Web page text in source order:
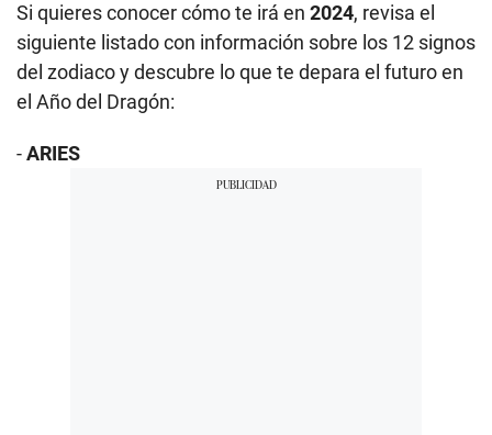
Si quieres conocer cómo te irá en 2024, revisa el
siguiente listado con información sobre los 12 signos
del zodiaco y descubre lo que te depara el futuro en
el Año del Dragón:
-ARIES